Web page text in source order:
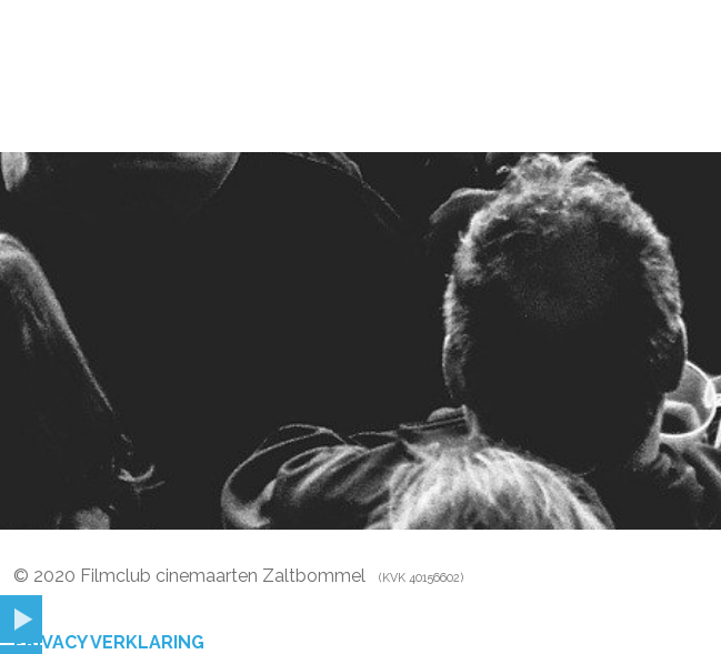
© 2020 Filmclub cinemaarten Zaltbommel (KVK 40156602)
PRIVACY VERKLARING